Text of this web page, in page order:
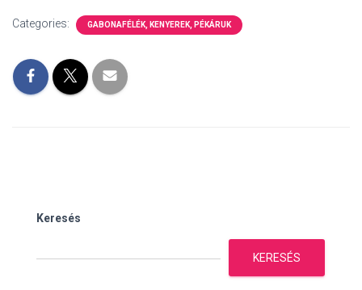
Categories: GABONAFÉLÉK, KENYEREK, PÉKÁRUK
Keresés
KERESÉS